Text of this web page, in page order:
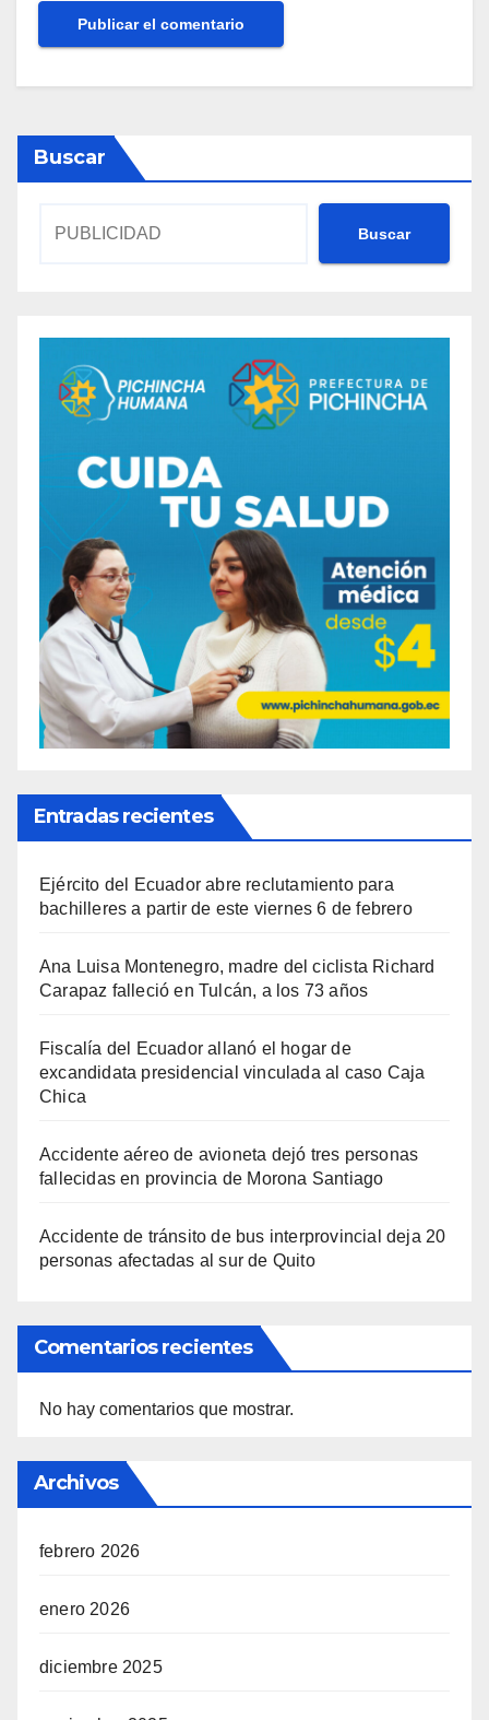
Buscar
Buscar
Entradas recientes
Ejército del Ecuador abre reclutamiento para
bachilleres a partir de este viernes 6 de febrero
Ana Luisa Montenegro, madre del ciclista Richard
Carapaz falleció en Tulcán, a los 73 años
Fiscalía del Ecuador allanó el hogar de
excandidata presidencial vinculada al caso Caja
Chica
Accidente aéreo de avioneta dejó tres personas
fallecidas en provincia de Morona Santiago
Accidente de tránsito de bus interprovincial deja 20
personas afectadas al sur de Quito
Comentarios recientes
No hay comentarios que mostrar.
Archivos
febrero 2026
enero 2026
diciembre 2025